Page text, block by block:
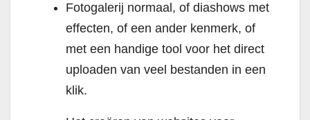
Fotogalerij normaal, of diashows met
effecten, of een ander kenmerk, of
met een handige tool voor het direct
uploaden van veel bestanden in een
klik.